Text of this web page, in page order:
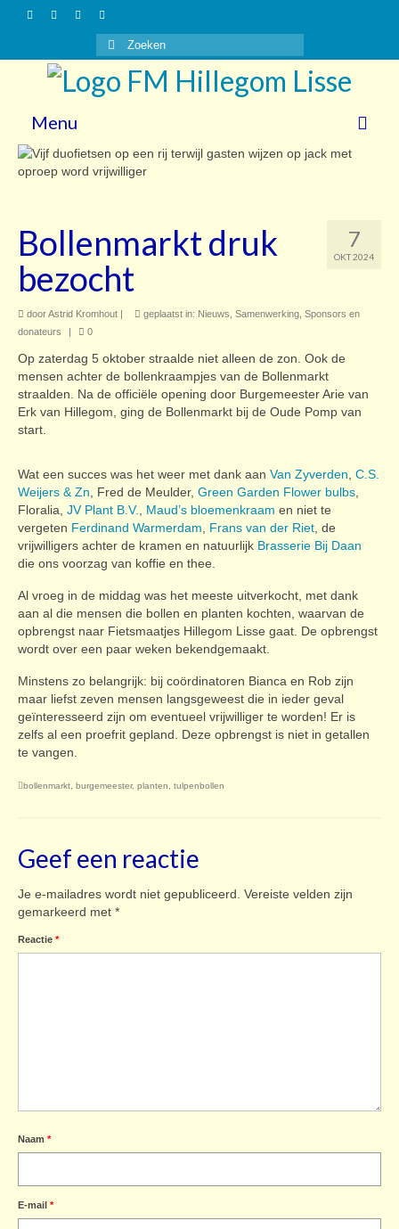
Zoeken
naar:
Menu
Nieuws
Vrijwilligers
Over ons
Steun ons!
Contact
7
OKT 2024
Bollenmarkt druk
bezocht
doorAstrid Kromhout | geplaatst in: Nieuws Samenwerking Sponsors en
donateurs
| 0
Op zaterdag 5 oktober straalde niet alleen de zon. Ook de
mensen achter de bollenkraampjes van de Bollenmarkt
straalden. Na de officiële opening door Burgemeester Arie van
Erk van Hillegom, ging de Bollenmarkt bij de Oude Pomp van
start.
Wat een succes was het weer met dank aan Van Zyverden C.S.
Weijers & Zn , Fred de Meulder, Green Garden Flower bulbs
Floralia, JV Plant B.V. Maud’s bloemenkraam en niet te
vergeten Ferdinand Warmerdam Frans van der Riet , de
vrijwilligers achter de kramen en natuurlijk Brasserie Bij Daan
die ons voorzag van koffie en thee.
Al vroeg in de middag was het meeste uitverkocht, met dank
aan al die mensen die bollen en planten kochten, waarvan de
opbrengst naar Fietsmaatjes Hillegom Lisse gaat. De opbrengst
wordt over een paar weken bekendgemaakt.
Minstens zo belangrijk: bij coördinatoren Bianca en Rob zijn
maar liefst zeven mensen langsgeweest die in ieder geval
geïnteresseerd zijn om eventueel vrijwilliger te worden! Er is
zelfs al een proefrit gepland. Deze opbrengst is niet in getallen
te vangen.
bollenmarkt burgemeester, planten tulpenbollen
Geef een reactie
Je e-mailadres wordt niet gepubliceerd. Vereiste velden zijn
gemarkeerd met *
Reactie *
Naam *
E-mail *